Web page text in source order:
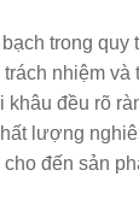
trong quy
nhiệm và
đều rõ
lượng
đến sản